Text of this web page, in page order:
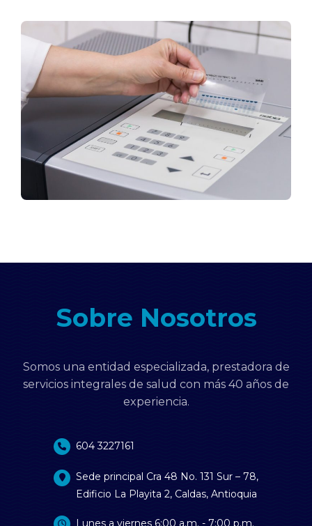
Sobre Nosotros
Somos una entidad especializada, prestadora de
servicios integrales de salud con más 40 años de
experiencia.
604 3227161
Sede principal Cra 48 No. 131 Sur – 78,
Edificio La Playita 2, Caldas, Antioquia
Lunes a viernes 6:00 a.m. - 7:00 p.m.